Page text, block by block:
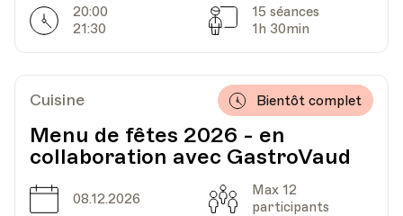
Horarires
20:00
21:30
Séances
15 séances
1h 30min
Cuisine
Menu de fêtes 2026 - en
collaboration avec GastroVaud
Bientôt complet
Date
08.12.2026 Capacité
Max 12
participants